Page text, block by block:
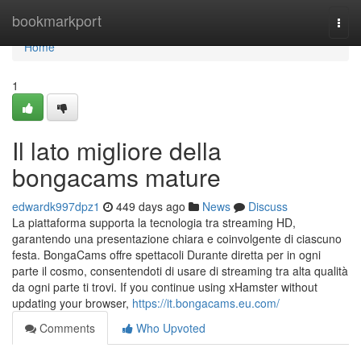
bookmarkport
Home
Home
1
Il lato migliore della
bongacams mature
edwardk997dpz1 449 days ago News
Discuss
La piattaforma supporta la tecnologia tra streaming HD,
garantendo una presentazione chiara e coinvolgente di ciascuno
festa. BongaCams offre spettacoli Durante diretta per in ogni
parte il cosmo, consentendoti di usare di streaming tra alta qualità
da ogni parte ti trovi. If you continue using xHamster without
updating your browser, https://it.bongacams.eu.com/
Comments
Who Upvoted